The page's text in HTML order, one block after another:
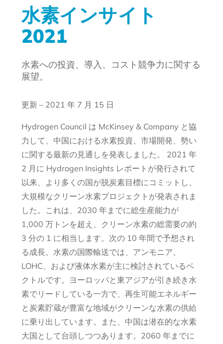
水素インサイト
2021
水素への投資、導入、コスト競争力に関する
展望。
更新 – 2021 年 7 月 15 日
Hydrogen Council は McKinsey & Company と協
力して、中国における水素投資、市場開発、勢い
に関する最新の見通しを発表しました。 2021 年
2 月に Hydrogen Insights レポートが発行されて
以来、より多くの国が脱炭素目標にコミットし、
大規模なクリーン水素プロジェクトが発表されま
した。これは、2030 年までに総生産能力が
1,000 万トンを超え、クリーン水素の総需要の約
3 分の 1 に相当します。次の 10 年間で予想され
る成長。水素の国際輸送では、アンモニア、
LOHC、および液体水素が主に検討されているベ
クトルです。ヨーロッパと東アジアが引き続き水
素でリードしている一方で、再生可能エネルギー
と炭素貯蔵が豊富な地域がクリーンな水素の供給
に乗り出しています。また、中国は潜在的な水素
大国として台頭しつつあります。2060 年までに